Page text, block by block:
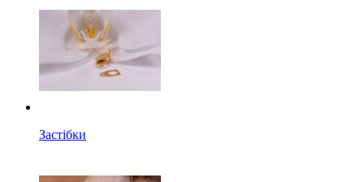
Застібки